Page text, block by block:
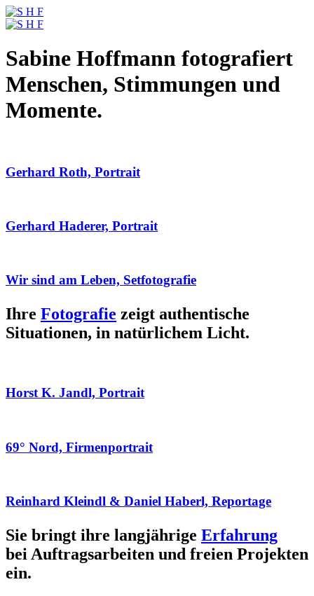
Sabine Hoffmann fotografiert
Menschen, Stimmungen und
Momente.
Gerhard Roth, Portrait
Gerhard Haderer, Portrait
Wir sind am Leben, Setfotografie
Ihre Fotografie zeigt authentische
Situationen, in natürlichem Licht.
Horst K. Jandl, Portrait
69° Nord, Firmenportrait
Reinhard Kleindl & Daniel Haberl, Reportage
Sie bringt ihre langjährige Erfahrung
bei Auftragsarbeiten und freien Projekten
ein.